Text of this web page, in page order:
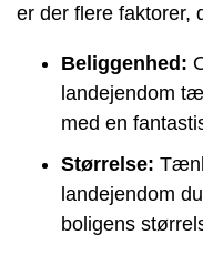
er der flere faktorer,
Beliggenhed:
landejendom
med en
Størrelse:
landejendom
boligens